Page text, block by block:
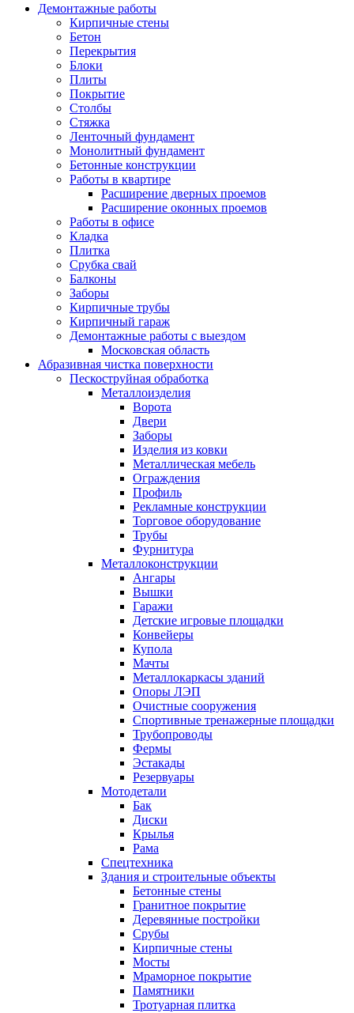
Демонтажные работы
Кирпичные стены
Бетон
Перекрытия
Блоки
Плиты
Покрытие
Столбы
Стяжка
Ленточный фундамент
Монолитный фундамент
Бетонные конструкции
Работы в квартире
Расширение дверных проемов
Расширение оконных проемов
Работы в офисе
Кладка
Плитка
Срубка свай
Балконы
Заборы
Кирпичные трубы
Кирпичный гараж
Демонтажные работы с выездом
Московская область
Абразивная чистка поверхности
Пескоструйная обработка
Металлоизделия
Ворота
Двери
Заборы
Изделия из ковки
Металлическая мебель
Ограждения
Профиль
Рекламные конструкции
Торговое оборудование
Трубы
Фурнитура
Металлоконструкции
Ангары
Вышки
Гаражи
Детские игровые площадки
Конвейеры
Купола
Мачты
Металлокаркасы зданий
Опоры ЛЭП
Очистные сооружения
Спортивные тренажерные площадки
Трубопроводы
Фермы
Эстакады
Резервуары
Мотодетали
Бак
Диски
Крылья
Рама
Спецтехника
Здания и строительные объекты
Бетонные стены
Гранитное покрытие
Деревянные постройки
Срубы
Кирпичные стены
Мосты
Мраморное покрытие
Памятники
Тротуарная плитка